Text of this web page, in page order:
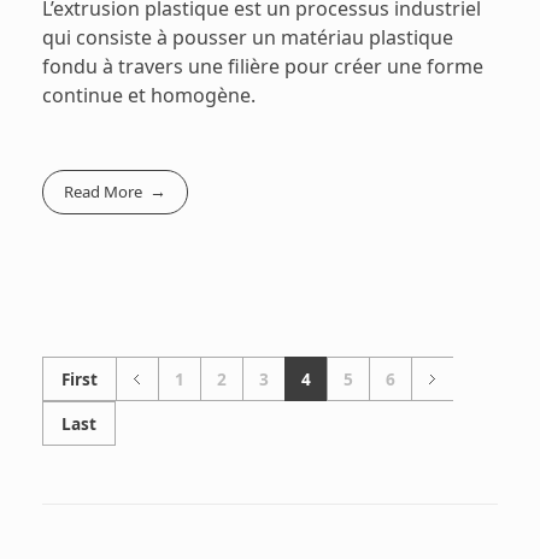
L’extrusion plastique est un processus industriel
qui consiste à pousser un matériau plastique
fondu à travers une filière pour créer une forme
continue et homogène.
Read More
First 1 2 3 4 5
6
Last